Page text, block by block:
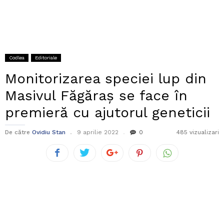
Codlea Editoriale
Monitorizarea speciei lup din
Masivul Făgăraș se face în
premieră cu ajutorul geneticii
De către Ovidiu Stan 9 aprilie 2022 0 485 vizualizari